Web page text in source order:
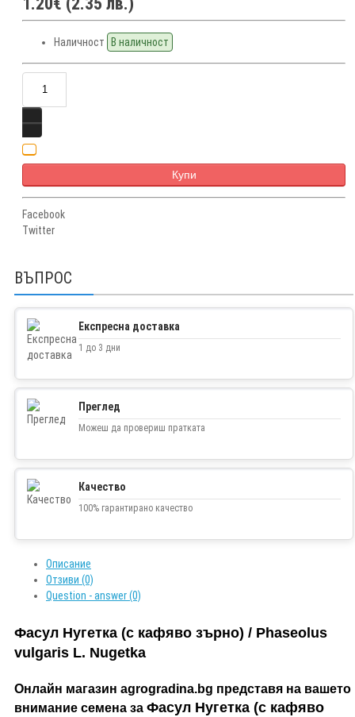
Наличност В наличност
Купи
Facebook
Twitter
ВЪПРОС
Експресна доставка
1 до 3 дни
Преглед
Можеш да провериш пратката
Качество
100% гарантирано качество
Описание
Отзиви (0)
Question - answer (0)
Фасул Нугетка (с кафяво зърно) / Phaseolus
vulgaris L. Nugetka
Онлайн магазин agrogradina.bg представя на вашето
внимание семена за Фасул Нугетка (с кафяво